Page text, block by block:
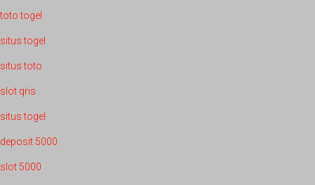
toto togel
situs togel
situs toto
slot qris
situs togel
deposit 5000
slot 5000